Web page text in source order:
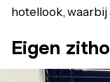
hotellook,
Eigen